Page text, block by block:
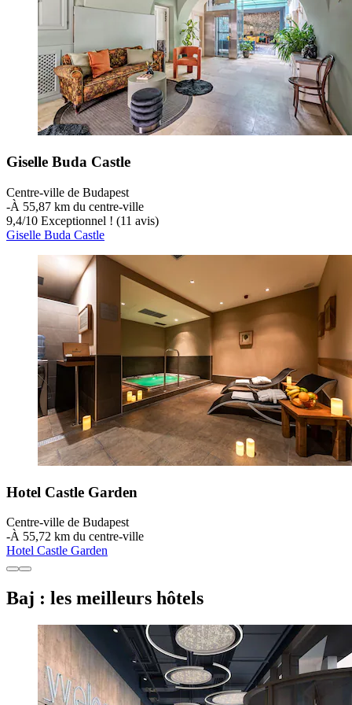
Giselle Buda Castle
Centre-ville de Budapest
‐À 55,87 km du centre-ville
9,4/10 Exceptionnel ! (11 avis)
Giselle Buda Castle
Hotel Castle Garden
Centre-ville de Budapest
‐À 55,72 km du centre-ville
Hotel Castle Garden
Baj : les meilleurs hôtels